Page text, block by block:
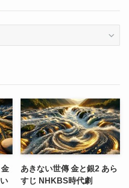
あきない世傳 金と銀2 あら
すじ NHKBS時代劇